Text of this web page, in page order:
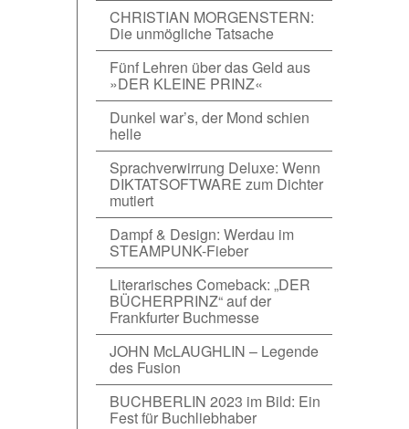
CHRISTIAN MORGENSTERN:
Die unmögliche Tatsache
Fünf Lehren über das Geld aus
»DER KLEINE PRINZ«
Dunkel war’s, der Mond schien
helle
Sprachverwirrung Deluxe: Wenn
DIKTATSOFTWARE zum Dichter
mutiert
Dampf & Design: Werdau im
STEAMPUNK-Fieber
Literarisches Comeback: „DER
BÜCHERPRINZ“ auf der
Frankfurter Buchmesse
JOHN McLAUGHLIN – Legende
des Fusion
BUCHBERLIN 2023 im Bild: Ein
Fest für Buchliebhaber